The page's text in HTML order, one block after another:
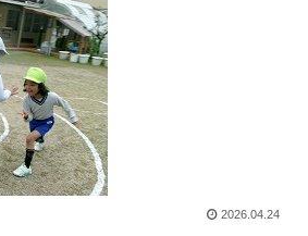
2026.04.24